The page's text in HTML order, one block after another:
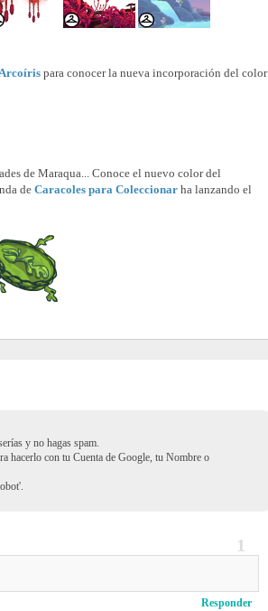
para conocer la nueva incorporación del color
de Maraqua... Conoce el nuevo color del
de Caracoles para Coleccionar ha lanzando el
y no hagas spam.
hacerlo con tu Cuenta de Google, tu Nombre o
Responder